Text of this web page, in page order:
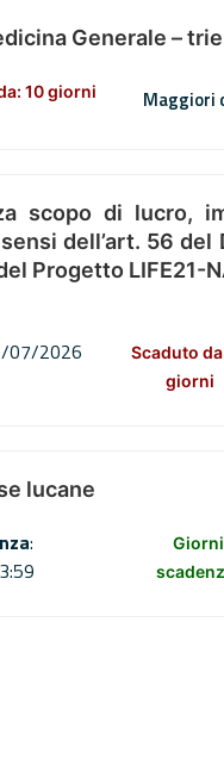
Generale –
10 giorni Maggiori
scopo di lucro,
dell’art. 56 del
Progetto LIFE21-
07/2026
Scaduto
giorni
lucane
: